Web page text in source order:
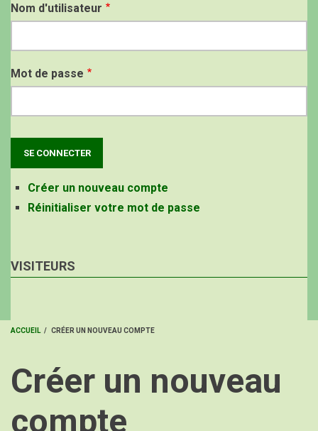
Nom d'utilisateur
Mot de passe
Créer un nouveau compte
Réinitialiser votre mot de passe
VISITEURS
D'ARIANE
ACCUEIL / CRÉER UN NOUVEAU COMPTE
Créer un nouveau
compte